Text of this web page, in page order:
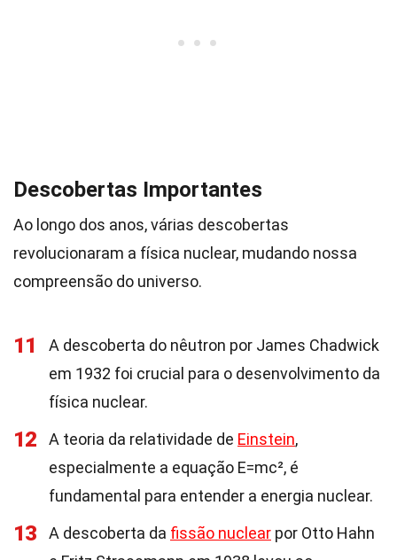
Descobertas Importantes
Ao longo dos anos, várias descobertas
revolucionaram a física nuclear, mudando nossa
compreensão do universo.
11
A descoberta do nêutron por James Chadwick
em 1932 foi crucial para o desenvolvimento da
física nuclear.
12 A teoria da relatividade de Einstein,
especialmente a equação E=mc², é
fundamental para entender a energia nuclear.
13 A descoberta da fissão nuclear por Otto Hahn